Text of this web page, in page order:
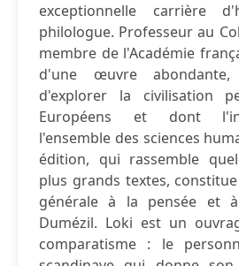
exceptionnelle carrière
philologue. Professeur au
membre de l'Académie
d'une œuvre
d'explorer la civilisation
Européens et dont
l'ensemble des sciences
édition, qui rassemble
plus grands textes,
générale à la pensée et
Dumézil. Loki est un
comparatisme : le